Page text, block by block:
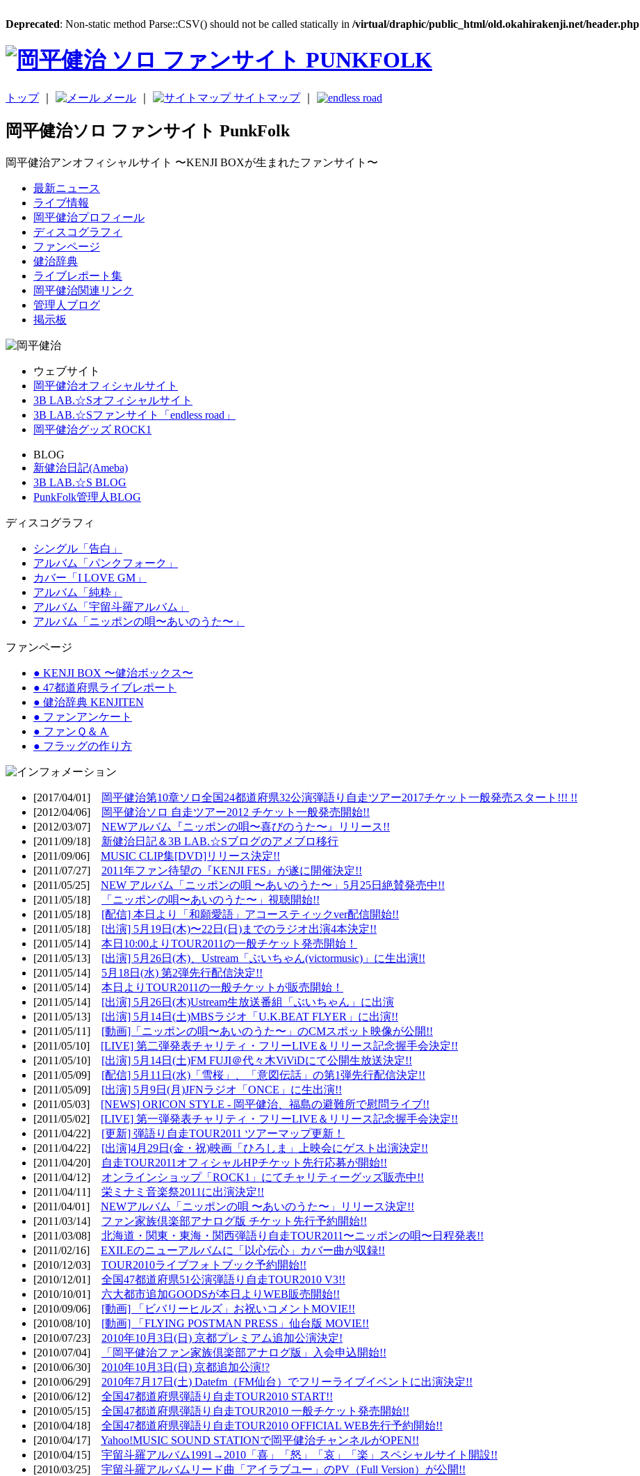
Deprecated: Non-static method Parse::CSV() should not be called statically in /virtual/draphic/public_html/old.okahirakenji.net/header.php
トップ｜ メール サイトマップ｜
岡平健治ソロ ファンサイト PunkFolk
岡平健治アンオフィシャルサイト 〜KENJI BOXが生まれたファンサイト〜
最新ニュース
ライブ情報
岡平健治プロフィール
ディスコグラフィ
ファンページ
健治辞典
ライブレポート集
岡平健治関連リンク
管理人ブログ
掲示板
ウェブサイト
岡平健治オフィシャルサイト
3B LAB.☆Sオフィシャルサイト
3B LAB.☆Sファンサイト「endless road」
岡平健治グッズ ROCK1
BLOG
新健治日記(Ameba)
3B LAB.☆S BLOG
PunkFolk管理人BLOG
ディスコグラフィ
シングル「告白」
アルバム「パンクフォーク」
カバー「I LOVE GM」
アルバム「純粋」
アルバム「宇留斗羅アルバム」
アルバム「ニッポンの唄〜あいのうた〜」
ファンページ
● KENJI BOX 〜健治ボックス〜
● 47都道府県ライブレポート
● 健治辞典 KENJITEN
● ファンアンケート
● ファンＱ＆Ａ
● フラッグの作り方
[2017/04/01]
岡平健治第10章ソロ全国24都道府県32公演弾語り自走ツアー2017チケット一般発売スタート!!! !!
[2012/04/06]
岡平健治ソロ 自走ツアー2012 チケット一般発売開始!!
[2012/03/07] NEWアルバム『ニッポンの唄〜喜びのうた〜』リリース!!
[2011/09/18] 新健治日記＆3B LAB.☆Sブログのアメブロ移行
[2011/09/06] MUSIC CLIP集[DVD]リリース決定!!
[2011/07/27] 2011年ファン待望の『KENJI FES』が遂に開催決定!!
[2011/05/25] NEW アルバム「ニッポンの唄 〜あいのうた〜」5月25日絶賛発売中!!
[2011/05/18]
「ニッポンの唄〜あいのうた〜」視聴開始!!
[2011/05/18] [配信] 本日より「和願愛語」アコースティックver配信開始!!
[2011/05/18] [出演] 5月19日(木)〜22日(日)までのラジオ出演4本決定!!
[2011/05/14] 本日10:00よりTOUR2011の一般チケット発売開始！
[2011/05/13] [出演] 5月26日(木)、Ustream「ぶいちゃん(victormusic)」に生出演!!
[2011/05/14] 5月18日(水) 第2弾先行配信決定!!
[2011/05/14] 本日よりTOUR2011の一般チケットが販売開始！
[2011/05/14] [出演] 5月26日(木)Ustream生放送番組「ぶいちゃん」に出演
[2011/05/13] [出演] 5月14日(土)MBSラジオ「U.K.BEAT FLYER」に出演!!
[2011/05/11] [動画]「ニッポンの唄〜あいのうた〜」のCMスポット映像が公開!!
[2011/05/10] [LIVE] 第二弾発表チャリティ・フリーLIVE＆リリース記念握手会決定!!
[2011/05/10] [出演] 5月14日(土)FM FUJI＠代々木ViViDにて公開生放送決定!!
[2011/05/09] [配信] 5月11日(水)「雪桜」、「意図伝話」の第1弾先行配信決定!!
[2011/05/09] [出演] 5月9日(月)JFNラジオ「ONCE」に生出演!!
[2011/05/03] [NEWS] ORICON STYLE - 岡平健治、福島の避難所で慰問ライブ!!
[2011/05/02] [LIVE] 第一弾発表チャリティ・フリーLIVE＆リリース記念握手会決定!!
[2011/04/22] [更新] 弾語り自走TOUR2011 ツアーマップ更新！
[2011/04/22] [出演]4月29日(金・祝)映画「ひろしま」上映会にゲスト出演決定!!
[2011/04/20]
自走TOUR2011オフィシャルHPチケット先行応募が開始!!
[2011/04/12] オンラインショップ「ROCK1」にてチャリティーグッズ販売中!!
[2011/04/11] 栄ミナミ音楽祭2011に出演決定!!
[2011/04/01] NEWアルバム「ニッポンの唄 〜あいのうた〜」リリース決定!!
[2011/03/14] ファン家族倶楽部アナログ版 チケット先行予約開始!!
[2011/03/08] 北海道・関東・東海・関西弾語り自走TOUR2011〜ニッポンの唄〜日程発表!!
[2011/02/16] EXILEのニューアルバムに「以心伝心」カバー曲が収録!!
[2010/12/03] TOUR2010ライブフォトブック予約開始!!
[2010/12/01] 全国47都道府県51公演弾語り自走TOUR2010 V3!!
[2010/10/01] 六大都市追加GOODSが本日よりWEB販売開始!!
[2010/09/06] [動画] 「ビバリーヒルズ」お祝いコメントMOVIE!!
[2010/08/10] [動画] 「FLYING POSTMAN PRESS」仙台版 MOVIE!!
[2010/07/23] 2010年10月3日(日) 京都プレミアム追加公演決定!
[2010/07/04]
「岡平健治ファン家族倶楽部アナログ版」入会申込開始!!
[2010/06/30] 2010年10月3日(日) 京都追加公演!?
[2010/06/29] 2010年7月17日(土) Datefm（FM仙台）でフリーライブイベントに出演決定!!
[2010/06/12] 全国47都道府県弾語り自走TOUR2010 START!!
[2010/05/15] 全国47都道府県弾語り自走TOUR2010 一般チケット発売開始!!
[2010/04/18] 全国47都道府県弾語り自走TOUR2010 OFFICIAL WEB先行予約開始!!
[2010/04/17] Yahoo!MUSIC SOUND STATIONで岡平健治チャンネルがOPEN!!
[2010/04/15] 宇留斗羅アルバム1991→2010「喜」「怒」「哀」「楽」スペシャルサイト開設!!
[2010/03/25] 宇留斗羅アルバムリード曲「アイラブユー」のPV（Full Version）が公開!!